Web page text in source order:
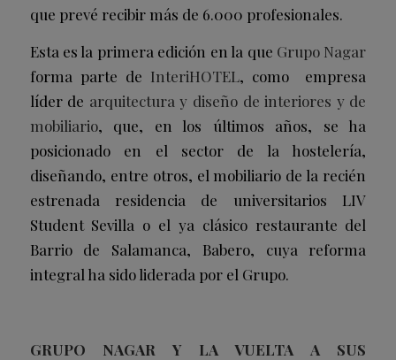
que prevé recibir más de 6.000 profesionales.
Esta es la primera edición en la que Grupo Nagar
forma parte de InteriHOTEL, como empresa
líder de arquitectura y diseño de interiores y de
mobiliario, que, en los últimos años, se ha
posicionado en el sector de la hostelería,
diseñando, entre otros, el mobiliario de la recién
estrenada residencia de universitarios LIV
Student Sevilla o el ya clásico restaurante del
Barrio de Salamanca, Babero, cuya reforma
integral ha sido liderada por el Grupo.
GRUPO NAGAR Y LA VUELTA A SUS